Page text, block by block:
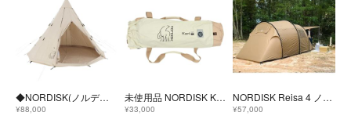
◆NORDISK(ノルディスク) アルフェイム19.6 ジップインフロアー付き
¥88,000
未使用品 NORDISK KARI 20 TECHNICAL COTTON TARP タープ 【サイズ：400cm×500cm】 NATURAL 定価77000円 242043 キャンプ アウトドア ノルディスク 5L/E07268/LUN08/
¥33,000
NORDISK Reisa 4 ノルディスクレイサ4 付属完備品
¥57,000